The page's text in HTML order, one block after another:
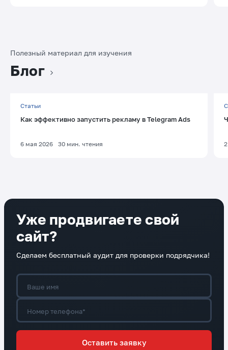
Полезный материал для изучения
Блог
Статьи
Как эффективно запустить рекламу в Telegram Ads
6 мая 2026 30 мин. чтения
Уже продвигаете свой
сайт?
Сделаем бесплатный аудит для проверки подрядчика!
Ваше имя
Номер телефона*
Оставить заявку